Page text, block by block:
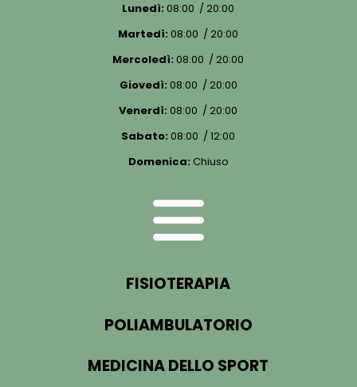
Lunedì: 08:00 / 20:00
Martedì: 08:00 / 20:00
Mercoledì: 08:00 / 20:00
Giovedì: 08:00 / 20:00
Venerdì: 08:00 / 20:00
Sabato: 08:00 / 12:00
Domenica: Chiuso
FISIOTERAPIA
POLIAMBULATORIO
MEDICINA DELLO SPORT